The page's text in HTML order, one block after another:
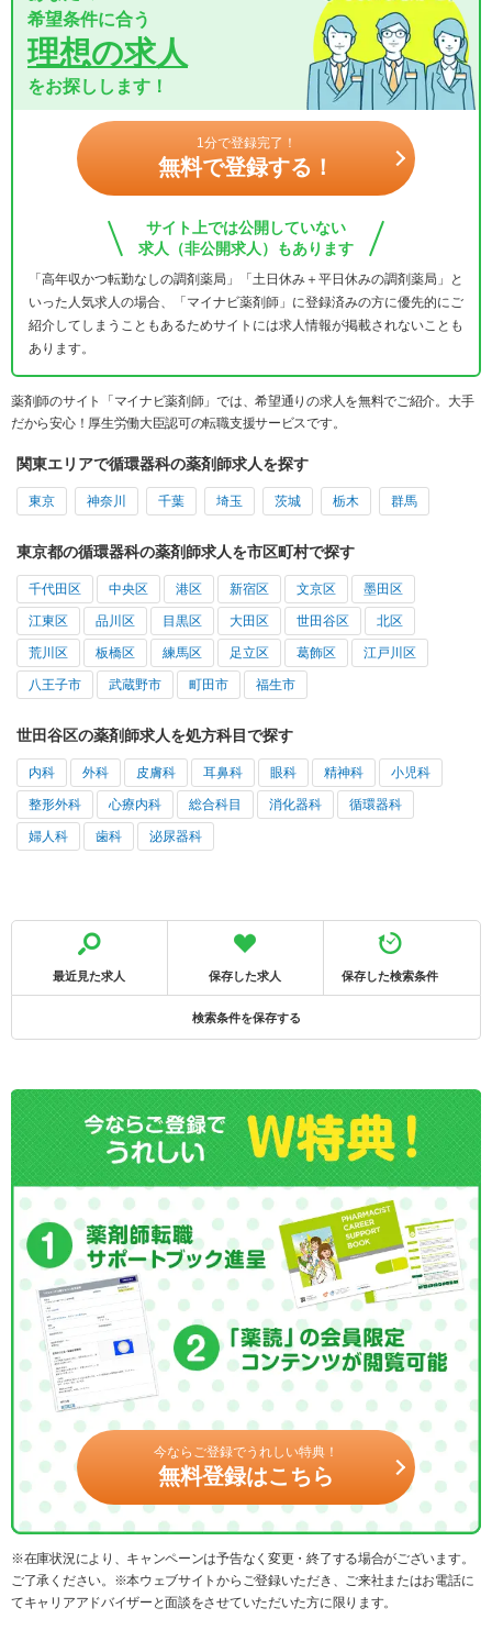
希望条件に合う
理想の求人
をお探しします！
1分で登録完了！
無料で登録する！
サイト上では公開していない
求人（非公開求人）もあります
「高年収かつ転勤なしの調剤薬局」「土日休み＋平日休みの調剤薬局」と
いった人気求人の場合、「マイナビ薬剤師」に登録済みの方に優先的にご
紹介してしまうこともあるためサイトには求人情報が掲載されないことも
あります。
薬剤師のサイト「マイナビ薬剤師」では、希望通りの求人を無料でご紹介。大手
だから安心！厚生労働大臣認可の転職支援サービスです。
関東エリアで循環器科の薬剤師求人を探す
東京 神奈川 千葉 埼玉 茨城 栃木 群馬
東京都の循環器科の薬剤師求人を市区町村で探す
千代田区 中央区 港区 新宿区 文京区 墨田区
江東区 品川区 目黒区 大田区 世田谷区 北区
荒川区 板橋区 練馬区 足立区 葛飾区 江戸川区
八王子市 武蔵野市 町田市 福生市
世田谷区の薬剤師求人を処方科目で探す
内科 外科 皮膚科 耳鼻科 眼科 精神科 小児科
整形外科 心療内科 総合科目 消化器科 循環器科
婦人科 歯科 泌尿器科
最近見た求人 保存した求人 保存した検索条件
検索条件を保存する
今ならご登録でうれしい特典！
無料登録はこちら
※在庫状況により、キャンペーンは予告なく変更・終了する場合がございます。
ご了承ください。※本ウェブサイトからご登録いただき、ご来社またはお電話に
てキャリアアドバイザーと面談をさせていただいた方に限ります。